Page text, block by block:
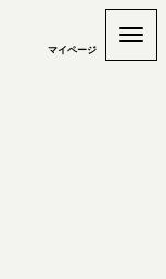
マイページ